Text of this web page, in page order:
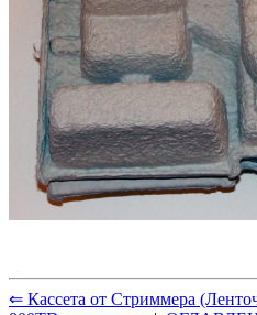
⇐ Кассета от Стриммера